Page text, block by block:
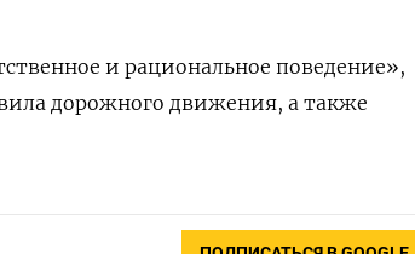
и рациональное поведение»,
дорожного движения, а также